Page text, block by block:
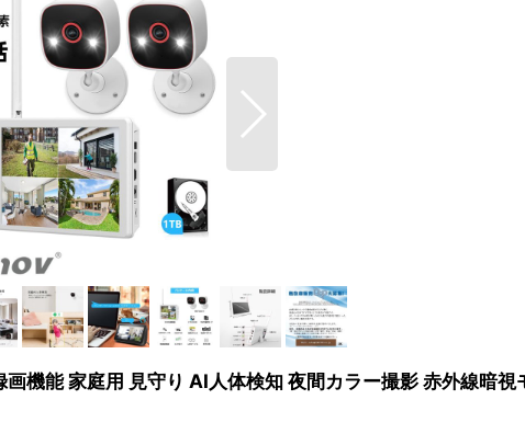
能 家庭用 見守り AI人体検知 夜間カラー撮影 赤外線暗視